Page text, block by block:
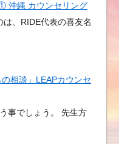
沖縄 カウンセリング
は、RIDE代表の喜友名
相談」LEAPカウンセ
事でしょう。 先生方